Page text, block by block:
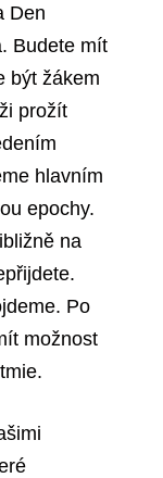
Den
Budete mít
být žákem
prožít
hlavním
epochy.
na
Po
možnost